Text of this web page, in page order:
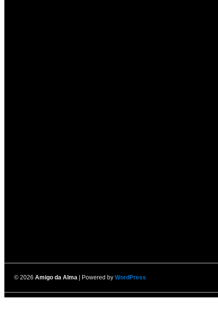
© 2026 Amigo da Alma | Powered by WordPress